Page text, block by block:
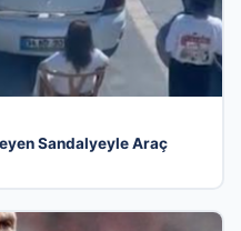
Sandalyeyle Araç